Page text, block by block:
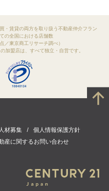
・賃貸の両方を取り扱う不動産仲介フラン
の全国における店舗数
／東京商工リサーチ調べ）
加盟店は、すべて独立・自営です。
材募集
個人情報保護方針
産に関するお問い合わせ